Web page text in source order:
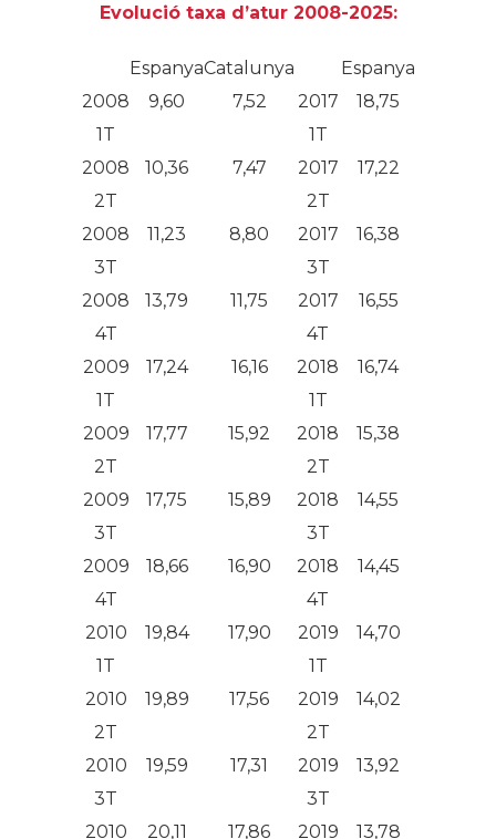
Evolució taxa d’atur 2008-2025:
EspanyaCatalunya Espanya
2008
1T
9,60 7,52
2017
1T
18,75
2008
2T
10,36 7,47
2017
2T
17,22
2008
3T
11,23 8,80
2017
3T
16,38
2008
4T
13,79 11,75
2017
4T
16,55
2009
1T
17,24 16,16
2018
1T
16,74
2009
2T
17,77 15,92
2018
2T
15,38
2009
3T
17,75 15,89
2018
3T
14,55
2009
4T
18,66 16,90
2018
4T
14,45
2010
1T
19,84 17,90
2019
1T
14,70
2010
2T
19,89 17,56
2019
2T
14,02
2010
3T
19,59 17,31
2019
3T
13,92
2010
20,11 17,86
2019
13,78